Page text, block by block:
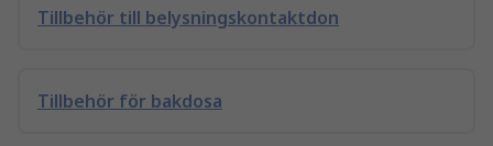
Tillbehör till belysningskontaktdon
Tillbehör för bakdosa